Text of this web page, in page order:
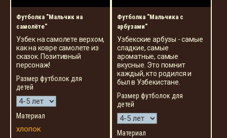
Футболка "Мальчик на
самолёте"
Узбек на самолете верхом,
как на ковре самолете из
сказок. Позитивный
персонаж!
Размер футболок для
детей
Материал
хлопок
Футболка "Мальчика с
арбузами"
Узбекские арбузы - самые
сладкие, самые
ароматные, самые
вкусные. Это помнит
каждый, кто родился и
был в Узбекистане.
Размер футболок для
детей
Материал